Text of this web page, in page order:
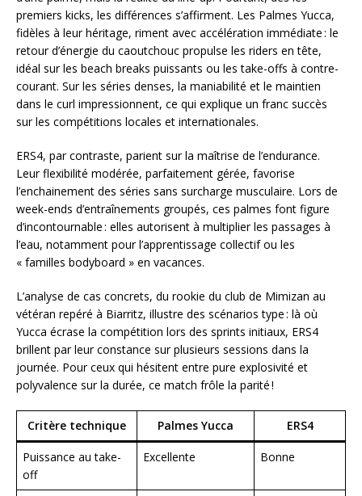
premiers kicks, les différences s’affirment. Les Palmes Yucca,
fidèles à leur héritage, riment avec accélération immédiate : le
retour d’énergie du caoutchouc propulse les riders en tête,
idéal sur les beach breaks puissants ou les take-offs à contre-
courant. Sur les séries denses, la maniabilité et le maintien
dans le curl impressionnent, ce qui explique un franc succès
sur les compétitions locales et internationales.
ERS4, par contraste, parient sur la maîtrise de l’endurance.
Leur flexibilité modérée, parfaitement gérée, favorise
l’enchainement des séries sans surcharge musculaire. Lors de
week-ends d’entraînements groupés, ces palmes font figure
d’incontournable : elles autorisent à multiplier les passages à
l’eau, notamment pour l’apprentissage collectif ou les
« familles bodyboard » en vacances.
L’analyse de cas concrets, du rookie du club de Mimizan au
vétéran repéré à Biarritz, illustre des scénarios type : là où
Yucca écrase la compétition lors des sprints initiaux, ERS4
brillent par leur constance sur plusieurs sessions dans la
journée. Pour ceux qui hésitent entre pure explosivité et
polyvalence sur la durée, ce match frôle la parité !
Critère technique Palmes Yucca ERS4
Puissance au take-
off
Excellente Bonne